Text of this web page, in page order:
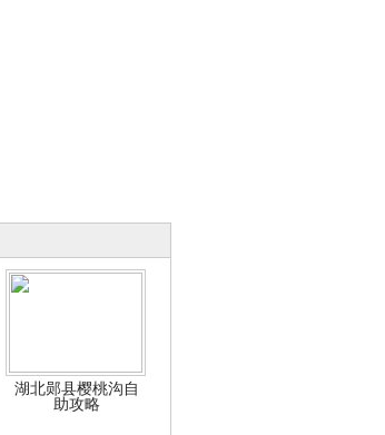
湖北郧县樱桃沟自
助攻略